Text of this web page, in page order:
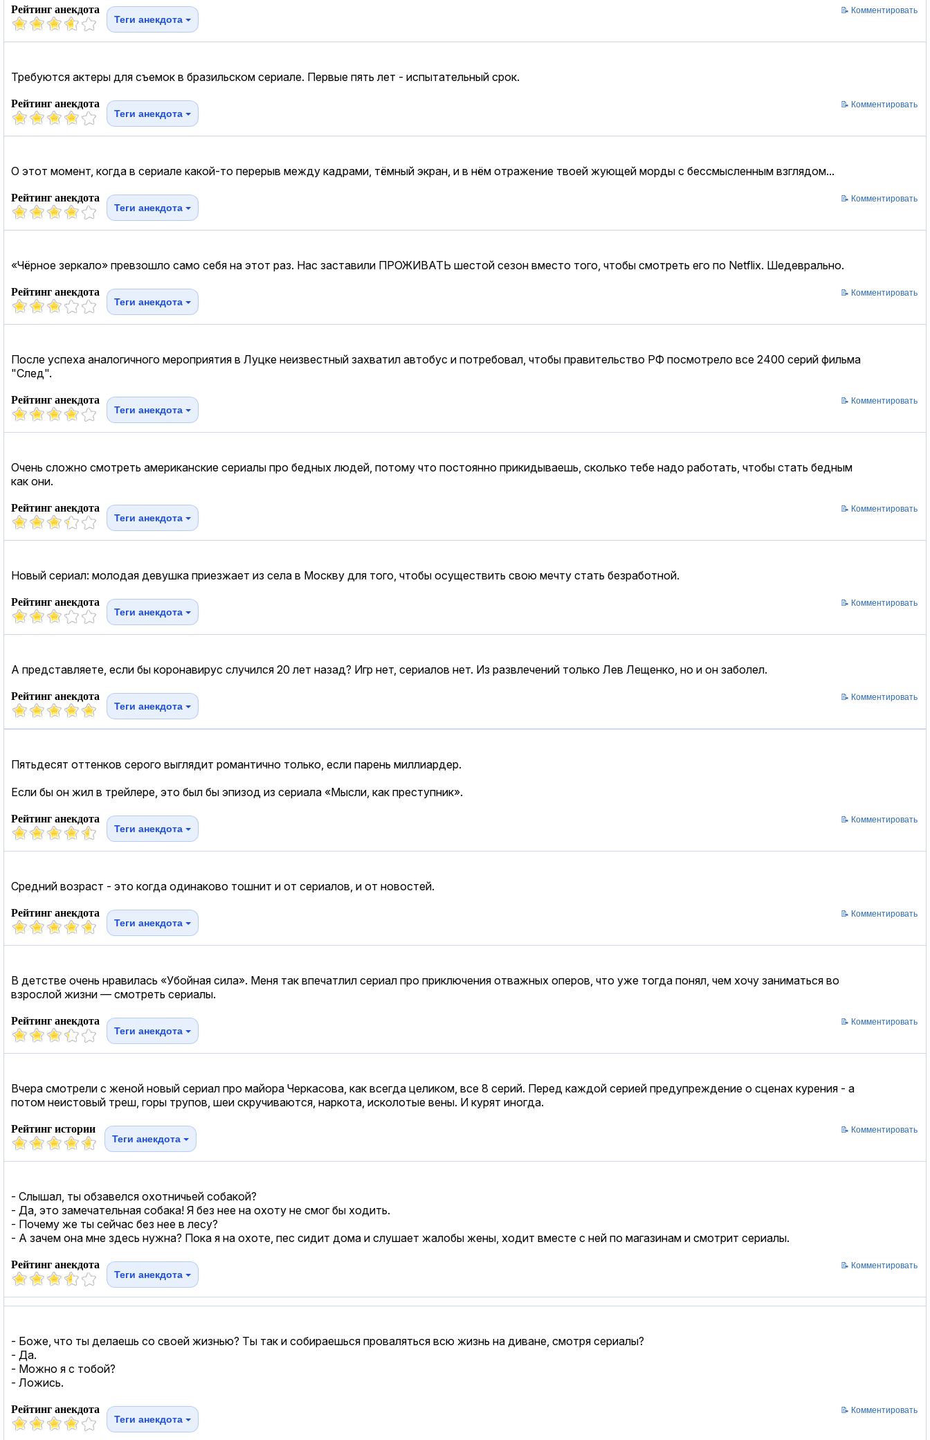
Рейтинг анекдота
Теги анекдота
📝 Комментировать
Требуются актеры для съемок в бразильском сериале. Первые пять лет - испытательный срок.
Рейтинг анекдота
Теги анекдота
📝 Комментировать
О этот момент, когда в сериале какой-то перерыв между кадрами, тёмный экран, и в нём отражение твоей жующей морды с бессмысленным взглядом...
Рейтинг анекдота
Теги анекдота
📝 Комментировать
«Чёрное зеркало» превзошло само себя на этот раз. Нас заставили ПРОЖИВАТЬ шестой сезон вместо того, чтобы смотреть его по Netflix. Шедеврально.
Рейтинг анекдота
Теги анекдота
📝 Комментировать
После успеха аналогичного мероприятия в Луцке неизвестный захватил автобус и потребовал, чтобы правительство РФ посмотрело все 2400 серий фильма
"След".
Рейтинг анекдота
Теги анекдота
📝 Комментировать
Очень сложно смотреть американские сериалы про бедных людей, потому что постоянно прикидываешь, сколько тебе надо работать, чтобы стать бедным
как они.
Рейтинг анекдота
Теги анекдота
📝 Комментировать
Новый сериал: молодая девушка приезжает из села в Москву для того, чтобы осуществить свою мечту стать безработной.
Рейтинг анекдота
Теги анекдота
📝 Комментировать
А представляете, если бы коронавирус случился 20 лет назад? Игр нет, сериалов нет. Из развлечений только Лев Лещенко, но и он заболел.
Рейтинг анекдота
Теги анекдота
📝 Комментировать
Пятьдесят оттенков серого выглядит романтично только, если парень миллиардер.
Если бы он жил в трейлере, это был бы эпизод из сериала «Мысли, как преступник».
Рейтинг анекдота
Теги анекдота
📝 Комментировать
Средний возраст - это когда одинаково тошнит и от сериалов, и от новостей.
Рейтинг анекдота
Теги анекдота
📝 Комментировать
В детстве очень нравилась «Убойная сила». Меня так впечатлил сериал про приключения отважных оперов, что уже тогда понял, чем хочу заниматься во
взрослой жизни — смотреть сериалы.
Рейтинг анекдота
Теги анекдота
📝 Комментировать
Вчера смотрели с женой новый сериал про майора Черкасова, как всегда целиком, все 8 серий. Перед каждой серией предупреждение о сценах курения - а
потом неистовый треш, горы трупов, шеи скручиваются, наркота, исколотые вены. И курят иногда.
Рейтинг истории
Теги анекдота
📝 Комментировать
- Слышал, ты обзавелся охотничьей собакой?
- Да, это замечательная собака! Я без нее на охоту не смог бы ходить.
- Почему же ты сейчас без нее в лесу?
- А зачем она мне здесь нужна? Пока я на охоте, пес сидит дома и слушает жалобы жены, ходит вместе с ней по магазинам и смотрит сериалы.
Рейтинг анекдота
Теги анекдота
📝 Комментировать
- Боже, что ты делаешь со своей жизнью? Ты так и собираешься проваляться всю жизнь на диване, смотря сериалы?
- Да.
- Можно я с тобой?
- Ложись.
Рейтинг анекдота
Теги анекдота
📝 Комментировать